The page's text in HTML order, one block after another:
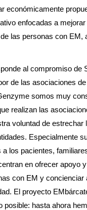
económicamente
enfocadas a
las personas con EM,
al compromiso de
de las asociaciones
somos muy
realizan las
voluntad de estrechar
Especialmente
a los pacientes,
en ofrecer apoyo
con EM y concienciar
El proyecto
posible: hasta ahora